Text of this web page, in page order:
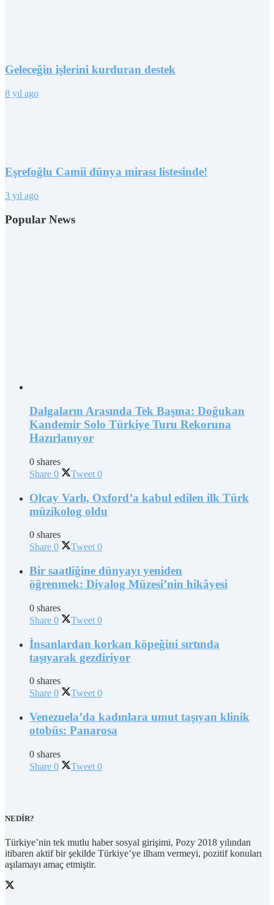
Geleceğin işlerini kurduran destek
8 yıl ago
Eşrefoğlu Camii dünya mirası listesinde!
3 yıl ago
Popular News
Dalgaların Arasında Tek Başına: Doğukan
Kandemir Solo Türkiye Turu Rekoruna
Hazırlanıyor
0 shares
Share 0 Tweet 0
Olcay Varlı, Oxford’a kabul edilen ilk Türk
müzikolog oldu
0 shares
Share 0 Tweet 0
Bir saatliğine dünyayı yeniden
öğrenmek: Diyalog Müzesi’nin hikâyesi
0 shares
Share 0 Tweet 0
İnsanlardan korkan köpeğini sırtında
taşıyarak gezdiriyor
0 shares
Share 0 Tweet 0
Venezuela’da kadınlara umut taşıyan klinik
otobüs: Panarosa
0 shares
Share 0 Tweet 0
NEDİR?
Türkiye’nin tek mutlu haber sosyal girişimi, Pozy 2018 yılından
itibaren aktif bir şekilde Türkiye’ye ilham vermeyi, pozitif konuları
aşılamayı amaç etmiştir.